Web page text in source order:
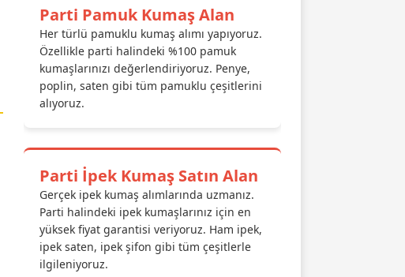
Parti Pamuk Kumaş Alan
Her türlü pamuklu kumaş alımı yapıyoruz.
Özellikle parti halindeki %100 pamuk
kumaşlarınızı değerlendiriyoruz. Penye,
poplin, saten gibi tüm pamuklu çeşitlerini
alıyoruz.
Parti İpek Kumaş Satın Alan
Gerçek ipek kumaş alımlarında uzmanız.
Parti halindeki ipek kumaşlarınız için en
yüksek fiyat garantisi veriyoruz. Ham ipek,
ipek saten, ipek şifon gibi tüm çeşitlerle
ilgileniyoruz.